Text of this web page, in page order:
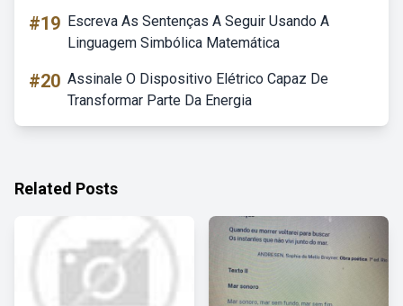
#19 Escreva As Sentenças A Seguir Usando A
Linguagem Simbólica Matemática
#20 Assinale O Dispositivo Elétrico Capaz De
Transformar Parte Da Energia
Related Posts